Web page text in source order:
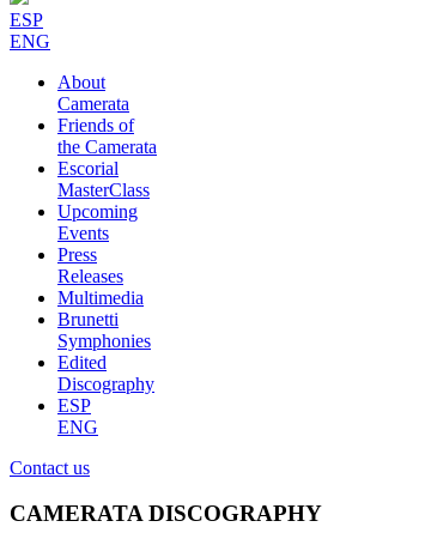
ESP
ENG
About
Camerata
Friends of
the Camerata
Escorial
MasterClass
Upcoming
Events
Press
Releases
Multimedia
Brunetti
Symphonies
Edited
Discography
ESP
ENG
Contact us
CAMERATA DISCOGRAPHY